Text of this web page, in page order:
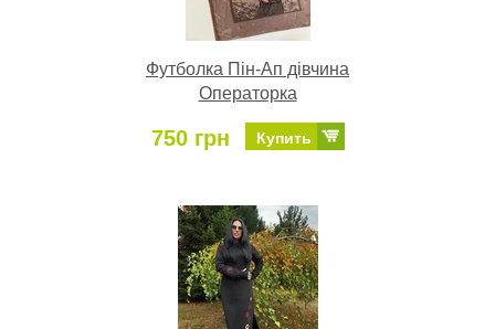
Футболка Пін-Ап дівчина
Операторка
750 грн Купить